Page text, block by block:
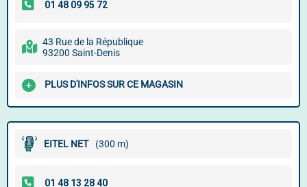
43 Rue de la République
93200 Saint-Denis
PLUS D'INFOS SUR CE MAGASIN
EITEL NET (300 m)